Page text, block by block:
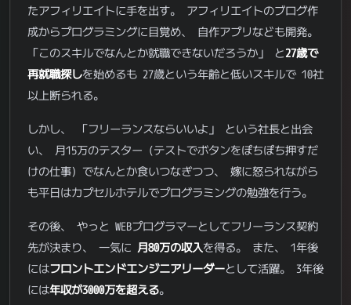
たアフィリエイトに手を出す。 アフィリエイトのブログ作
成からプログラミングに目覚め、 自作アプリなども開発。
「このスキルでなんとか就職できないだろうか」 と27歳で
再就職探しを始めるも 27歳という年齢と低いスキルで 10社
以上断られる。
しかし、 「フリーランスならいいよ」 という社長と出会
い、 月15万のテスター (テストでボタンをぽちぽち押すだ
けの仕事) でなんとか食いつなぎつつ、 嫁に怒られながら
も平日はカプセルホテルでプログラミングの勉強を行う。
その後、 やっと WEBプログラマーとしてフリーランス契約
先が決まり、 一気に 月80万の収入を得る。 また、 1年後
にはフロントエンドエンジニアリーダーとして活躍。 3年後
には年収が3000万を超える。